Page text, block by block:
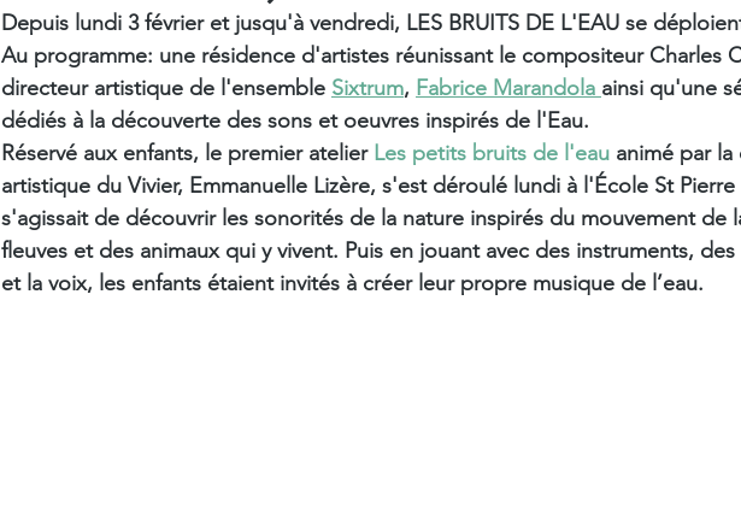
Depuis lundi 3 février et jusqu'à vendredi, LES BRUITS DE L'EAU se
Au programme: une résidence d'artistes réunissant le compositeur Charles
directeur artistique de l'ensemble Sixtrum, Fabrice Marandola ainsi qu'une
dédiés à la découverte des sons et oeuvres inspirés de l'Eau.
Réservé aux enfants, le premier atelier Les petits bruits de l'eau animé par
artistique du Vivier, Emmanuelle Lizère, s'est déroulé lundi à l'École St Pierre
s'agissait de découvrir les sonorités de la nature inspirés du mouvement de
fleuves et des animaux qui y vivent. Puis en jouant avec des instruments,
et la voix, les enfants étaient invités à créer leur propre musique de l’eau.